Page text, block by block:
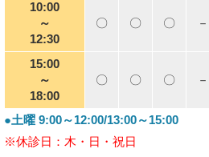
10:00
～
12:30
〇 〇 〇 －
15:00
～
18:00
〇 〇 〇 －
●土曜 9:00～12:00/13:00～15:00
※休診日：木・日・祝日